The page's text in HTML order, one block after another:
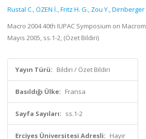
Rustal C.,ÖZEN İ.,Fritz H. G., Zou Y.,Dirnberger
Macro 2004 40th IUPAC Symposium on
Mayıs 2005, ss.1-2, (Özet Bildiri)
Yayın Türü: Bildiri / Özet Bildiri
Basıldığı Ülke: Fransa
Sayfa Sayıları: ss.1-2
Erciyes Üniversitesi Adresli: Hayır